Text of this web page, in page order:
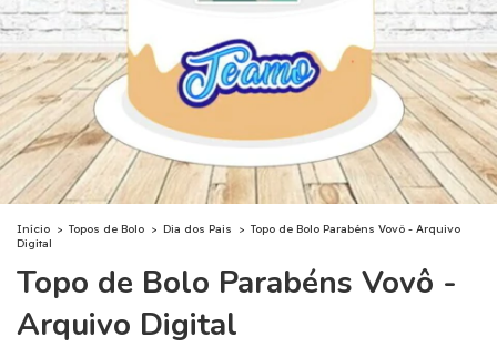
Início > Topos de Bolo > Dia dos Pais > Topo de Bolo Parabéns Vovô - Arquivo
Digital
Topo de Bolo Parabéns Vovô -
Arquivo Digital